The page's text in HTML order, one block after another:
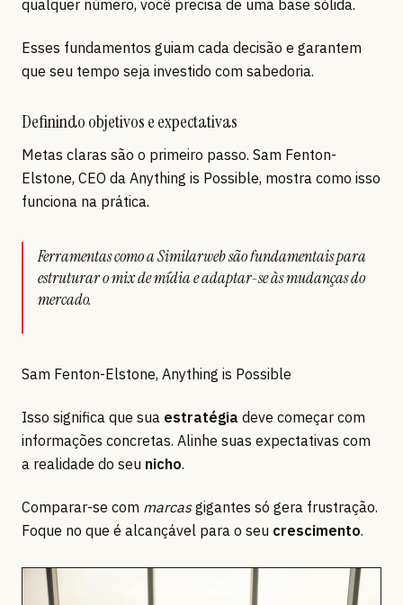
qualquer número, você precisa de uma base sólida.
Esses fundamentos guiam cada decisão e garantem
que seu tempo seja investido com sabedoria.
Definindo objetivos e expectativas
Metas claras são o primeiro passo. Sam Fenton-
Elstone, CEO da Anything is Possible, mostra como isso
funciona na prática.
Ferramentas como a Similarweb são fundamentais para
estruturar o mix de mídia e adaptar-se às mudanças do
mercado.
Sam Fenton-Elstone, Anything is Possible
Isso significa que sua estratégia deve começar com
informações concretas. Alinhe suas expectativas com
a realidade do seu nicho.
Comparar-se com marcasgigantes só gera frustração.
Foque no que é alcançável para o seu crescimento.